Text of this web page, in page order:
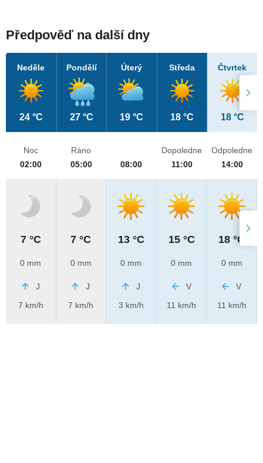
Předpověď na další dny
Neděle
24 °C
Pondělí
27 °C
Úterý
19 °C
Středa
18 °C
Čtvrtek
18 °C
Noc
02:00
7 °C
0 mm
J
7 km/h
Ráno
05:00
7 °C
0 mm
J
7 km/h
08:00
13 °C
0 mm
J
3 km/h
Dopoledne
11:00
15 °C
0 mm
V
11 km/h
Odpoledne
14:00
18 °C
0 mm
V
11 km/h